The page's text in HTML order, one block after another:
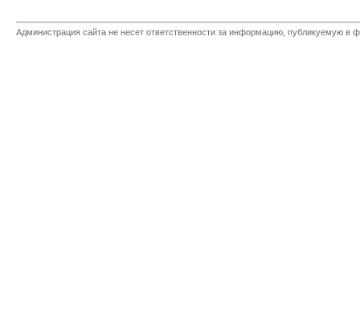
Администрация сайта не несет ответственности за информацию, публикуемую